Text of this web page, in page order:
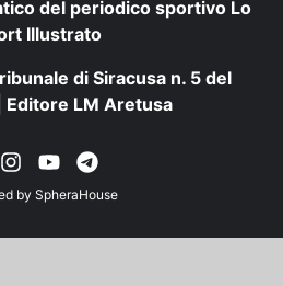
del periodico sportivo Lo
Illustrato
di Siracusa n. 5 del
Editore LM Aretusa
by SpheraHouse